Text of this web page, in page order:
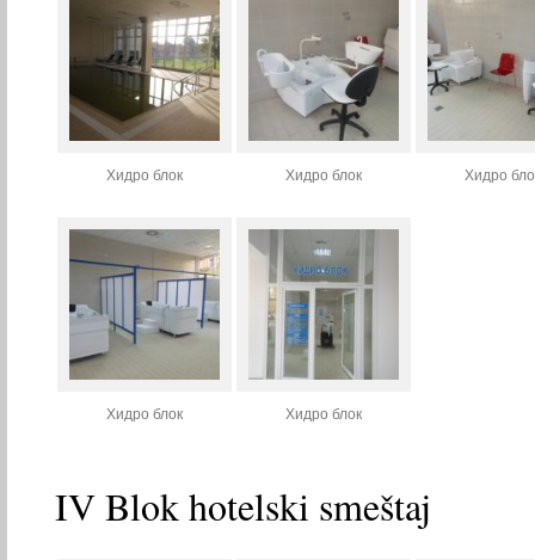
Хидро блок Хидро блок Хидро
Хидро блок Хидро блок
IV Blok hotelski smeštaj